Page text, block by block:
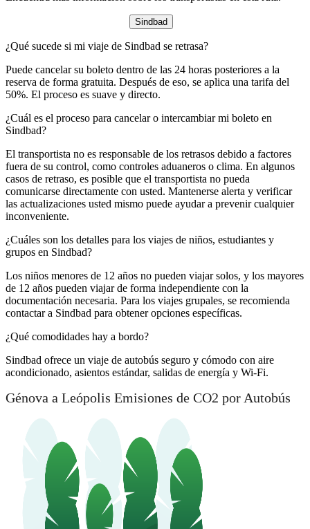
Sindbad
¿Qué sucede si mi viaje de Sindbad se retrasa?
Puede cancelar su boleto dentro de las 24 horas posteriores a la
reserva de forma gratuita. Después de eso, se aplica una tarifa del
50%. El proceso es suave y directo.
¿Cuál es el proceso para cancelar o intercambiar mi boleto en
Sindbad?
El transportista no es responsable de los retrasos debido a factores
fuera de su control, como controles aduaneros o clima. En algunos
casos de retraso, es posible que el transportista no pueda
comunicarse directamente con usted. Mantenerse alerta y verificar
las actualizaciones usted mismo puede ayudar a prevenir cualquier
inconveniente.
¿Cuáles son los detalles para los viajes de niños, estudiantes y
grupos en Sindbad?
Los niños menores de 12 años no pueden viajar solos, y los mayores
de 12 años pueden viajar de forma independiente con la
documentación necesaria. Para los viajes grupales, se recomienda
contactar a Sindbad para obtener opciones específicas.
¿Qué comodidades hay a bordo?
Sindbad ofrece un viaje de autobús seguro y cómodo con aire
acondicionado, asientos estándar, salidas de energía y Wi-Fi.
Génova a Leópolis Emisiones de CO2 por Autobús